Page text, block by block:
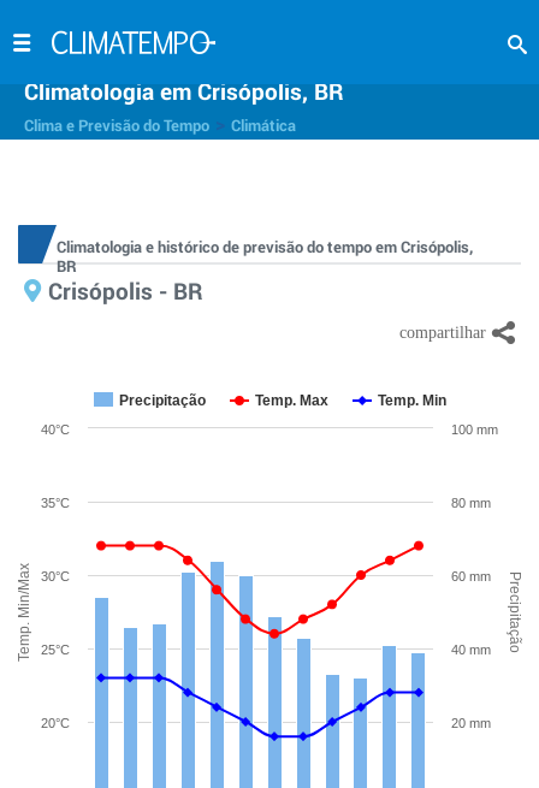
Climatologia em Crisópolis, BR
Clima e Previsão do Tempo Climática
Climatologia e histórico de previsão do tempo em Crisópolis,
BR
Crisópolis - BR
Temp. Min/Max Precipitação
Precipitação Temp. Max Temp. Min
20°C
25°C
30°C
35°C
40°C
20 mm
40 mm
60 mm
80 mm
100 mm